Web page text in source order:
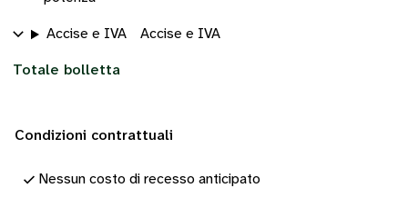
Accise e IVA Accise e IVA
Totale bolletta
Condizioni contrattuali
Nessun costo di recesso anticipato